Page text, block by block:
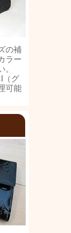
の補
ラー
。
（グ
可能